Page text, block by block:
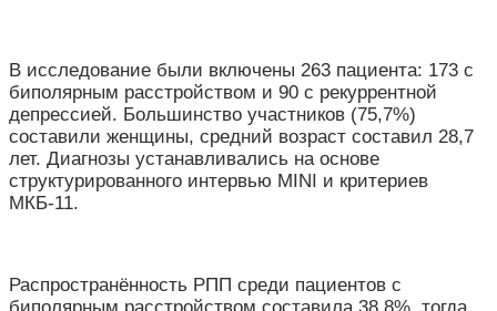
В исследование были включены 263 пациента: 173 с
биполярным расстройством и 90 с рекуррентной
депрессией. Большинство участников (75,7%)
составили женщины, средний возраст составил 28,7
лет. Диагнозы устанавливались на основе
структурированного интервью MINI и критериев
МКБ-11.
Распространённость РПП среди пациентов с